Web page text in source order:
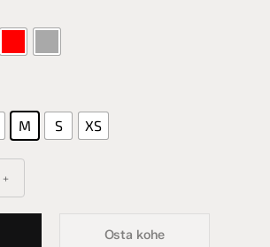
M S XS
Osta kohe